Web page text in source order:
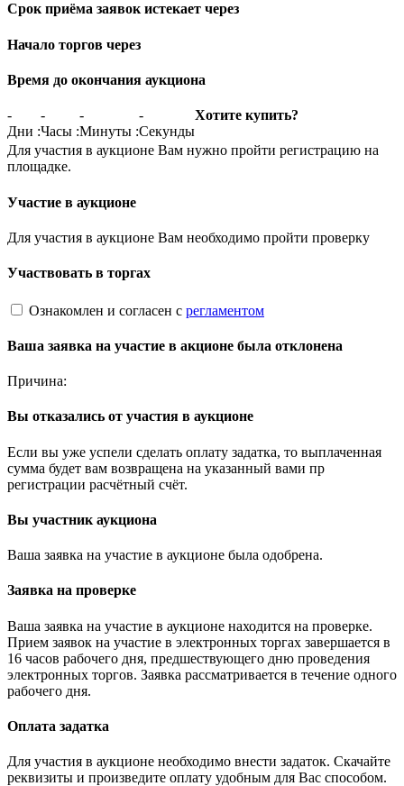
Срок приёма заявок истекает через
Начало торгов через
Время до окончания аукциона
-
Дни :
-
Часы :
-
Минуты :
-
Секунды
Хотите купить?
Для участия в аукционе Вам нужно пройти регистрацию на
площадке.
Участие в аукционе
Для участия в аукционе Вам необходимо пройти проверку
Участвовать в торгах
Ознакомлен и согласен с регламентом
Ваша заявка на участие в акционе была отклонена
Причина:
Вы отказались от участия в аукционе
Если вы уже успели сделать оплату задатка, то выплаченная
сумма будет вам возвращена на указанный вами пр
регистрации расчётный счёт.
Вы участник аукциона
Ваша заявка на участие в аукционе была одобрена.
Заявка на проверке
Ваша заявка на участие в аукционе находится на проверке.
Прием заявок на участие в электронных торгах завершается в
16 часов рабочего дня, предшествующего дню проведения
электронных торгов. Заявка рассматривается в течение одного
рабочего дня.
Оплата задатка
Для участия в аукционе необходимо внести задаток. Скачайте
реквизиты и произведите оплату удобным для Вас способом.